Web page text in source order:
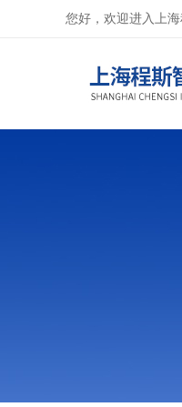
您好，欢迎进入上